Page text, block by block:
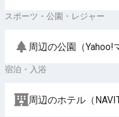
スポーツ・公園・レジャー
周辺の公園（Yahoo!
宿泊・入浴
周辺のホテル（